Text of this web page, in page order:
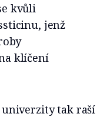
kvůli
jenž
klíčení
tak raší